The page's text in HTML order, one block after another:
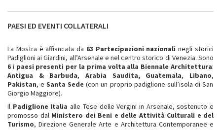
PAESI ED EVENTI COLLATERALI
La Mostra è affiancata da 63 Partecipazioni nazionali negli storici
Padiglioni ai Giardini, all’Arsenale e nel centro storico di Venezia. Sono
6 i paesi presenti per la prima volta alla Biennale Architettura:
Antigua & Barbuda,Arabia Saudita, Guatemala, Libano,
Pakistan, e Santa Sede(con un proprio padiglione sull’isola di San
Giorgio Maggiore).
Il Padiglione Italiaalle Tese delle Vergini in Arsenale, sostenuto e
promosso dal Ministero dei Beni e delle Attività Culturali e del
Turismo, Direzione Generale Arte e Architettura Contemporanee e